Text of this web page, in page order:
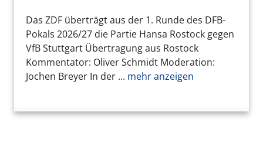
Das ZDF überträgt aus der 1. Runde des DFB-
Pokals 2026/27 die Partie Hansa Rostock gegen
VfB Stuttgart Übertragung aus Rostock
Kommentator: Oliver Schmidt Moderation:
Jochen Breyer In der ... mehr anzeigen